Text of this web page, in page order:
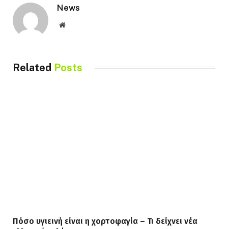
News
Website
Related Posts
Πόσο υγιεινή είναι η χορτοφαγία – Τι δείχνει νέα